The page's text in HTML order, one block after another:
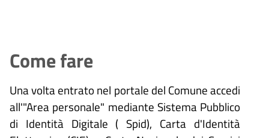
Come fare
Una volta entrato nel portale del Comune accedi
all'"Area personale" mediante Sistema Pubblico
di Identità Digitale ( Spid), Carta d'Identità